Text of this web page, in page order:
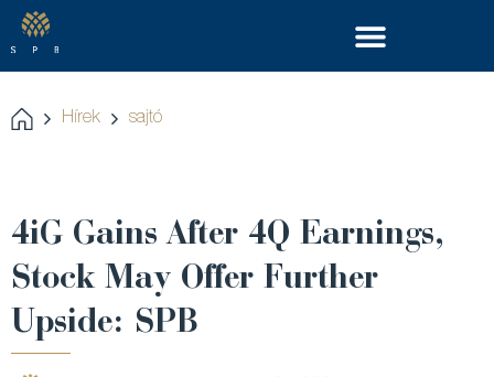
Hírek sajtó
4iG Gains After 4Q Earnings,
Stock May Offer Further
Upside: SPB